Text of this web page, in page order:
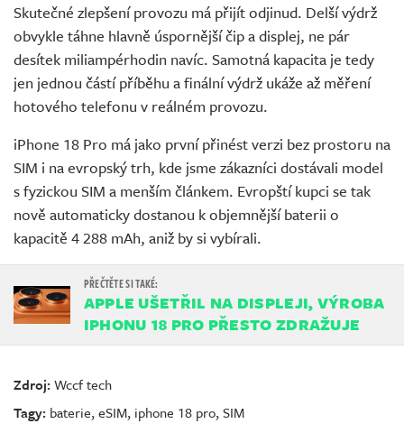
Skutečné zlepšení provozu má přijít odjinud. Delší výdrž
obvykle táhne hlavně úspornější čip a displej, ne pár
desítek miliampérhodin navíc. Samotná kapacita je tedy
jen jednou částí příběhu a finální výdrž ukáže až měření
hotového telefonu v reálném provozu.
iPhone 18 Pro má jako první přinést verzi bez prostoru na
SIM i na evropský trh, kde jsme zákazníci dostávali model
s fyzickou SIM a menším článkem. Evropští kupci se tak
nově automaticky dostanou k objemnější baterii o
kapacitě 4 288 mAh, aniž by si vybírali.
APPLE UŠETŘIL NA DISPLEJI, VÝROBA
IPHONU 18 PRO PŘESTO ZDRAŽUJE
Zdroj:Wccf tech
Tagy: baterie,eSIM, iphone 18 pro,SIM